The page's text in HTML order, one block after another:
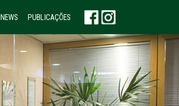
NEWS PUBLICAÇÕES